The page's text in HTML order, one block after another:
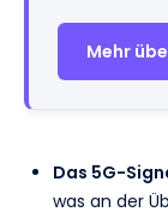
Mehr
Das 5G-
was an der